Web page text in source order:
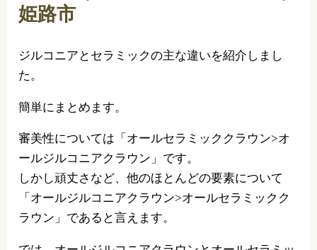
姫路市
ジルコニアとセラミックの主な違いを紹介しまし
た。
簡単にまとめます。
審美性については「オールセラミッククラウン>オ
ールジルコニアクラウン」です。
しかし頑丈さなど、他のほとんどの要素について
「オールジルコニアクラウン>オールセラミックク
ラウン」であると言えます。